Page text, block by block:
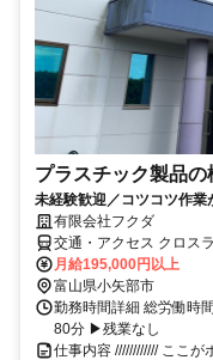
プラスチック製品の
未経験歓迎／コツコツ作
有限会社フクダ
交通・アクセス クロス
月給195,000円以上
富山県小矢部市
勤務時間詳細 総労働時
80分 ▶残業なし
仕事内容 //////////// ここが